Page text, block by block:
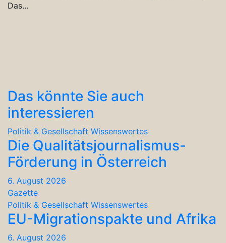
Das…
Das könnte Sie auch
interessieren
Politik & Gesellschaft Wissenswertes
Die Qualitätsjournalismus-
Förderung in Österreich
6. August 2026
Gazette
Politik & Gesellschaft Wissenswertes
EU-Migrationspakte und Afrika
6. August 2026